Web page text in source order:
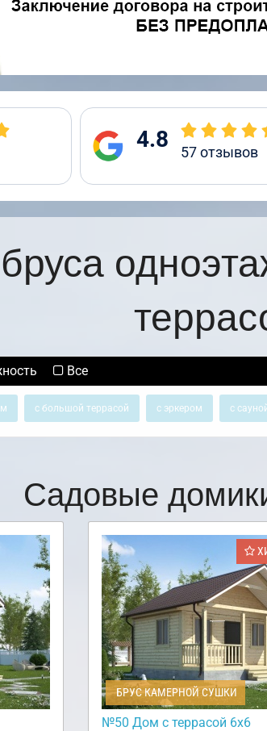
4.8 57отзывов
Все
с большой террасой с эркером с
Садовые
БРУС КАМЕРНОЙ СУШКИ
№50 Дом с террасой 6х6